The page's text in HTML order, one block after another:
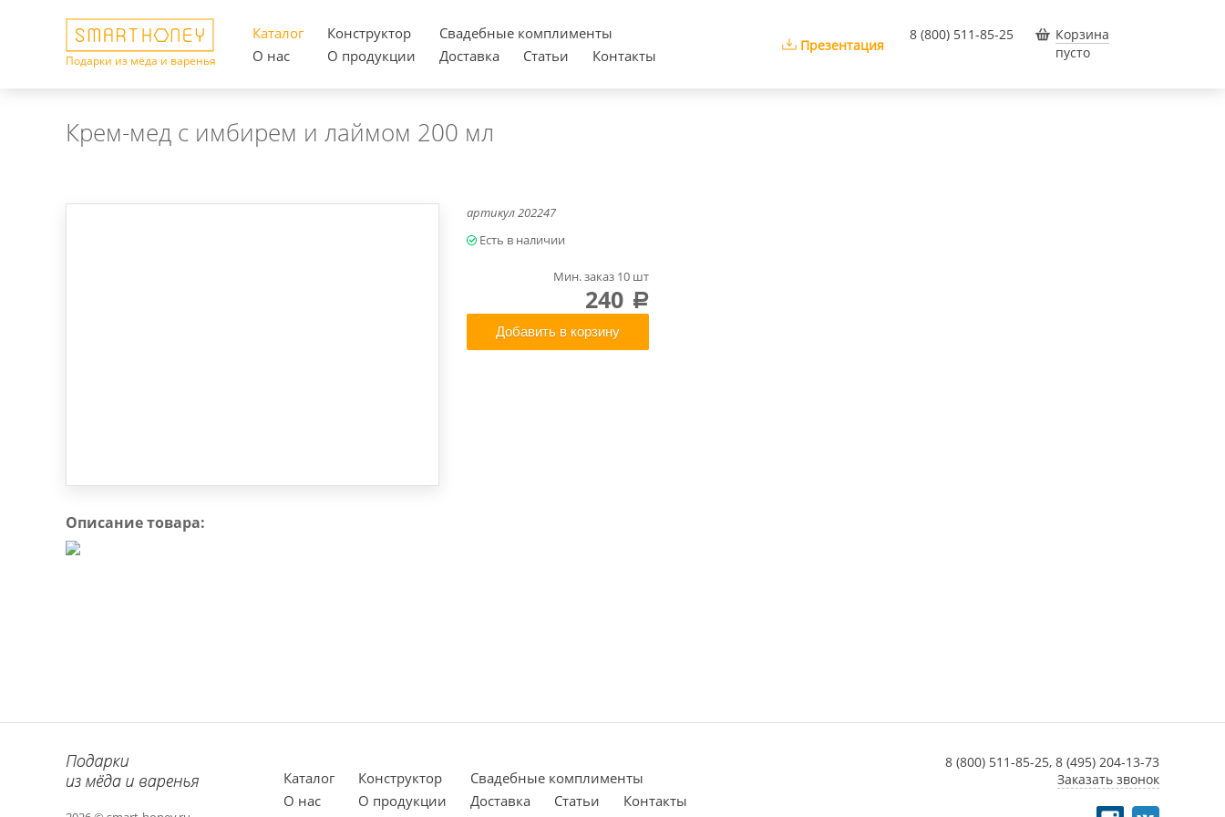
Подарки из мёда и варенья
Каталог Конструктор
Cвадебные комплименты
О нас
О продукции Доставка Статьи Контакты
Презентация
8 (800) 511-85-25
Корзина
пусто
Крем-мед с имбирем и лаймом 200 мл
артикул202247
Мин. заказ 10 шт
240 a
Добавить в корзину
Описание товара:
Каталог Конструктор
Cвадебные комплименты
О нас
О продукции Доставка Статьи Контакты
8 (800) 511-85-25, 8 (495) 204-13-73
Заказать звонок